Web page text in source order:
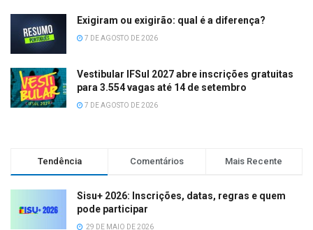
Exigiram ou exigirão: qual é a diferença?
7 DE AGOSTO DE 2026
Vestibular IFSul 2027 abre inscrições gratuitas
para 3.554 vagas até 14 de setembro
7 DE AGOSTO DE 2026
Tendência Comentários Mais Recente
Sisu+ 2026: Inscrições, datas, regras e quem
pode participar
29 DE MAIO DE 2026